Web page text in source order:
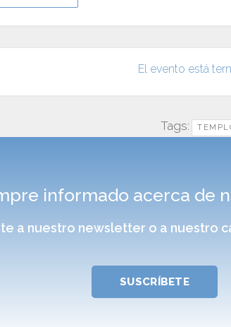
El evento está
Tags:
informado acerca de
a nuestro newsletter o a nuestro
SUSCRÍBETE